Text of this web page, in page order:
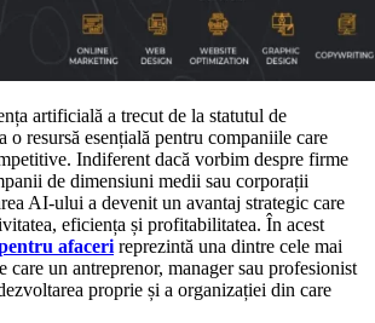
artificială a trecut de la statutul de
o resursă esențială pentru companiile care
Indiferent dacă vorbim despre firme
de dimensiuni medii sau corporații
AI-ului a devenit un avantaj strategic care
eficiența și profitabilitatea. În acest
afaceri reprezintă una dintre cele mai
care un antreprenor, manager sau profesionist
proprie și a organizației din care